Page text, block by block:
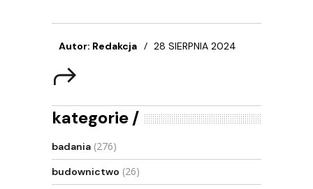
Autor: Redakcja 28 SIERPNIA 2024
kategorie
badania (276)
budownictwo (26)